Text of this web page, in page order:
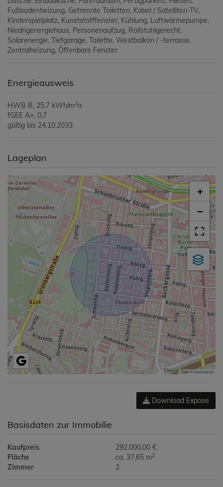
Fußbodenheizung Getrennte Toiletten Kabel / Satelliten-TV
Kinderspielplatz Kunststofffenster Kühlung Luftwärmepumpe
Niedrigenergiehaus Personenaufzug Rollstuhlgerecht
Solarenergie Tiefgarage Toilette Westbalkon / -terrasse
Zentralheizung Öffenbare Fenster
Energieausweis
HWB B, 25.7 kWh/m2a
fGEE A+, 0,7
gültig bis 24.10.2033
Lageplan
+
−
Tiles ©basemap.at
Download Expose
Basisdaten zur Immobilie
Kaufpreis
292.000,00 €
Fläche
ca. 37,65 m2
Zimmer 2